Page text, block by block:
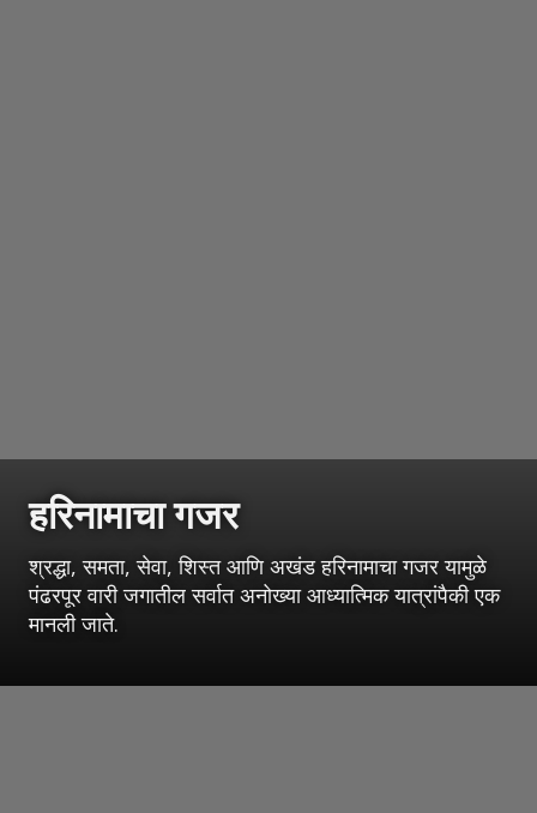
हरिनामाचा गजर
श्रद्धा, समता, सेवा, शिस्त आणि अखंड हरिनामाचा गजर यामुळे
पंढरपूर वारी जगातील सर्वात अनोख्या आध्यात्मिक यात्रांपैकी एक
मानली जाते.